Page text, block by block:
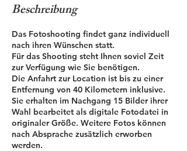
Beschreibung
Das Fotoshooting findet ganz individuell
nach ihren Wünschen statt.
Für das Shooting steht Ihnen soviel Zeit
zur Verfügung wie Sie benötigen.
Die Anfahrt zur Location ist bis zu einer
Entfernung von 40 Kilometern inklusive.
Sie erhalten im Nachgang 15 Bilder ihrer
Wahl bearbeitet als digitale Fotodatei in
originaler Größe. Weitere Fotos können
nach Absprache zusätzlich erworben
werden.